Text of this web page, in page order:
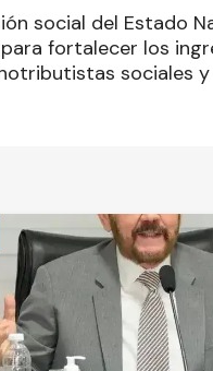
social del Estado
para fortalecer los
sociales